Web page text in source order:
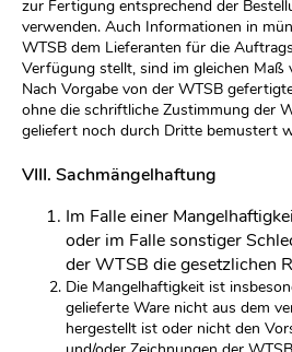
zur Fertigung entsprechend der
verwenden. Auch Informationen in
WTSB dem Lieferanten für die
Verfügung stellt, sind im gleichen Maß
Nach Vorgabe von der WTSB
ohne die schriftliche Zustimmung der
geliefert noch durch Dritte bemustert
VIII. Sachmängelhaftung
Im Falle einer
oder im Falle sonstiger
der WTSB die gesetzlichen
Die Mangelhaftigkeit ist
gelieferte Ware nicht aus dem
hergestellt ist oder nicht den